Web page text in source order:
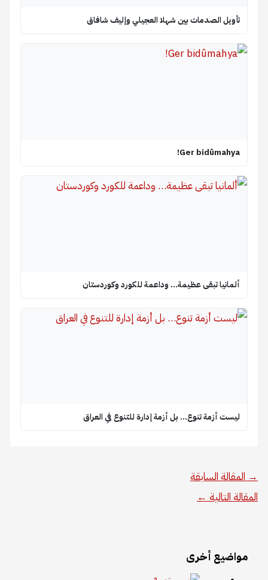
تأويل الصدمات بين شهلا العجيلي وإليف شافاق
Ger bidûmahya!
ألمانيا تبقى عظيمة… وداعمة للكورد وكوردستان
ليست أزمة تنوع… بل أزمة إدارة للتنوع في العراق
→ المقالة السابقة
المقالة التالية ←
مواضيع أخرى